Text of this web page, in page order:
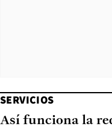
SERVICIOS
Así funciona la